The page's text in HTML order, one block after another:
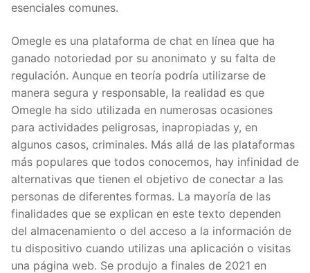
esenciales comunes.
Omegle es una plataforma de chat en línea que ha
ganado notoriedad por su anonimato y su falta de
regulación. Aunque en teoría podría utilizarse de
manera segura y responsable, la realidad es que
Omegle ha sido utilizada en numerosas ocasiones
para actividades peligrosas, inapropiadas y, en
algunos casos, criminales. Más allá de las plataformas
más populares que todos conocemos, hay infinidad de
alternativas que tienen el objetivo de conectar a las
personas de diferentes formas. La mayoría de las
finalidades que se explican en este texto dependen
del almacenamiento o del acceso a la información de
tu dispositivo cuando utilizas una aplicación o visitas
una página web. Se produjo a finales de 2021 en